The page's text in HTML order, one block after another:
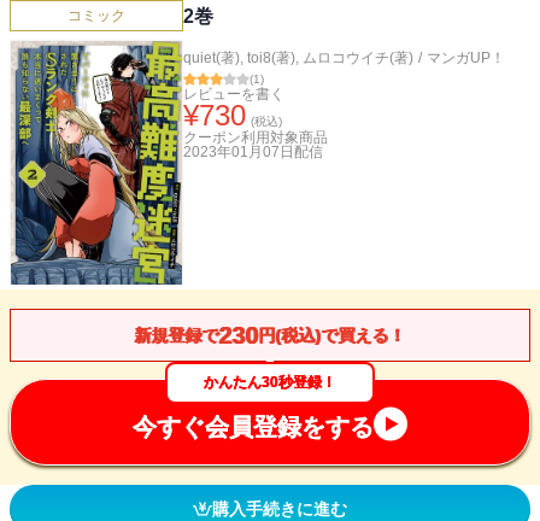
コミック
2巻
quiet(著), toi8(著), ムロコウイチ(著) / マンガUP！
(1)
レビューを書く
¥730 (税込)
クーポン利用対象商品
2023年01月07日 配信
新規登録で230円(税込)で買える！
かんたん30秒登録！
今すぐ会員登録をする
購入手続きに進む